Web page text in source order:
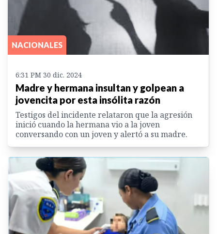
NACIONALES
6:31 PM 30 dic. 2024
Madre y hermana insultan y golpean a
jovencita por esta insólita razón
Testigos del incidente relataron que la agresión
inició cuando la hermana vio a la joven
conversando con un joven y alertó a su madre.